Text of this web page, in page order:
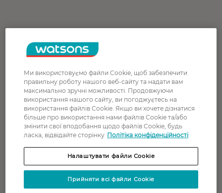
Ми використовуємо файли Cookie, щоб забезпечити
правильну роботу нашого веб-сайту та надати вам
максимально зручні можливості. Продовжуючи
використання нашого сайту, ви погоджуєтесь на
використання файлів Cookie. Якщо ви хочете дізнатися
більше про використання нами файлів Cookie та/або
змінити свої вподобання щодо файлів Cookie, будь
ласка, відвідайте сторінку Політіка конфіденційності
Налаштувати файли Cookie
Прийняти всі файли Cookie